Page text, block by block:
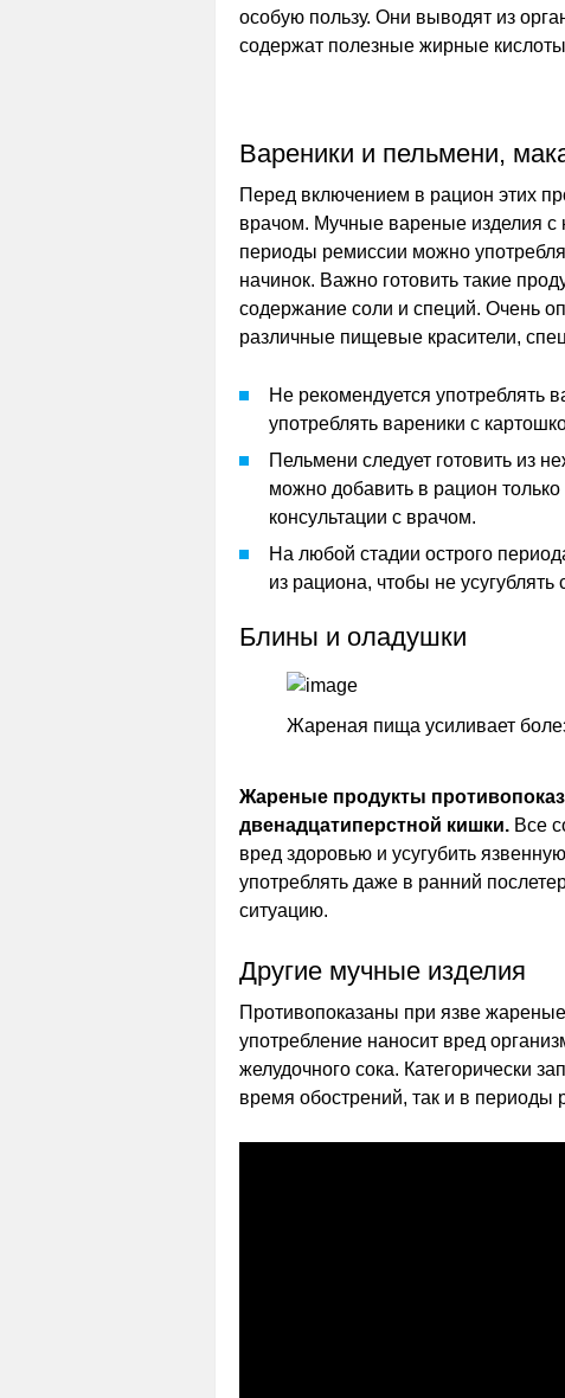
особую пользу. Они выводят из
содержат полезные жирные
Вареники и пельмени,
Перед включением в рацион этих
врачом. Мучные вареные изделия с
периоды ремиссии можно
начинок. Важно готовить такие
содержание соли и специй. Очень
различные пищевые красители,
Не рекомендуется употреблять
употреблять вареники с
Пельмени следует готовить из
можно добавить в рацион
консультации с врачом.
На любой стадии острого
из рациона, чтобы не усугублять
Блины и оладушки
Жареная пища усиливает
Жареные продукты
двенадцатиперстной кишки. Все
вред здоровью и усугубить
употреблять даже в ранний
ситуацию.
Другие мучные изделия
Противопоказаны при язве
употребление наносит вред
желудочного сока. Категорически
время обострений, так и в периоды